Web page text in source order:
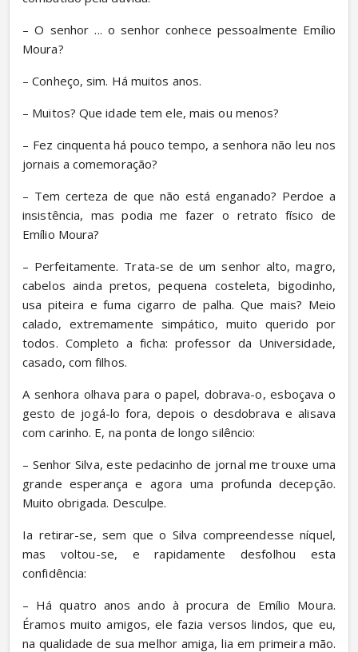
– O senhor ... o senhor conhece pessoalmente Emílio
Moura?
– Conheço, sim. Há muitos anos.
– Muitos? Que idade tem ele, mais ou menos?
– Fez cinquenta há pouco tempo, a senhora não leu nos
jornais a comemoração?
– Tem certeza de que não está enganado? Perdoe a
insistência, mas podia me fazer o retrato físico de
Emílio Moura?
– Perfeitamente. Trata-se de um senhor alto, magro,
cabelos ainda pretos, pequena costeleta, bigodinho,
usa piteira e fuma cigarro de palha. Que mais? Meio
calado, extremamente simpático, muito querido por
todos. Completo a ficha: professor da Universidade,
casado, com filhos.
A senhora olhava para o papel, dobrava-o, esboçava o
gesto de jogá-lo fora, depois o desdobrava e alisava
com carinho. E, na ponta de longo silêncio:
– Senhor Silva, este pedacinho de jornal me trouxe uma
grande esperança e agora uma profunda decepção.
Muito obrigada. Desculpe.
Ia retirar-se, sem que o Silva compreendesse níquel,
mas voltou-se, e rapidamente desfolhou esta
confidência:
– Há quatro anos ando à procura de Emílio Moura.
Éramos muito amigos, ele fazia versos lindos, que eu,
na qualidade de sua melhor amiga, lia em primeira mão.